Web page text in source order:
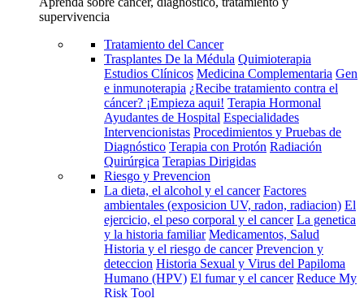
supervivencia
Tratamiento del Cancer
Trasplantes De la Médula Quimioterapia
Estudios Clínicos Medicina Complementaria Gen
e inmunoterapia ¿Recibe tratamiento contra el
cáncer? ¡Empieza aqui! Terapia Hormonal
Ayudantes de Hospital Especialidades
Intervencionistas Procedimientos y Pruebas de
Diagnóstico Terapia con Protón Radiación
Quirúrgica Terapias Dirigidas
Riesgo y Prevencion
La dieta, el alcohol y el cancer Factores
ambientales (exposicion UV, radon, radiacion) El
ejercicio, el peso corporal y el cancer La genetica
y la historia familiar Medicamentos, Salud
Historia y el riesgo de cancer Prevencion y
deteccion Historia Sexual y Virus del Papiloma
Humano (HPV) El fumar y el cancer Reduce My
Risk Tool